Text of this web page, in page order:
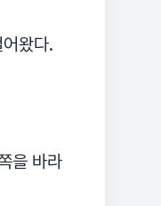
왔다.
을 바라